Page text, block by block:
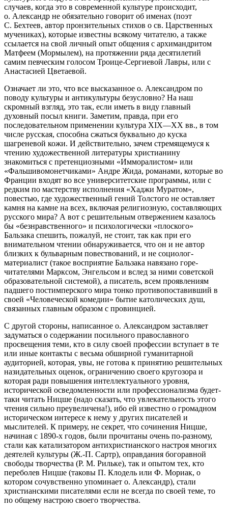
случаев, когда это в современной культуре происходит,
о. Александр не обязательно говорит об именах (поэт
С. Бехтеев, автор пронзительных стихов о св. Царственных
мучениках), которые известны всякому читателю, а также
ссылается на свой личный опыт общения с архимандритом
Матфеем (Мормылем), на протяжении ряда десятилетий
самим певческим голосом Троице-Сергиевой Лавры, или с
Анастасией Цветаевой.
Означает ли это, что все высказанное о. Александром по
поводу культуры и антикультуры безусловно? На наш
скромный взгляд, это так, если иметь в виду главный
духовный посыл книги. Заметим, правда, при его
последовательном применении культура XIX—XX вв., в том
числе русская, способна сжаться буквально до куска
шагреневой кожи. И действительно, зачем стремящемуся к
чтению художественной литературы христианину
знакомиться с претенциозными «Имморалистом» или
«Фальшивомонетчиками» Андре Жида, романами, которые во
Франции входят во все университетские программы, или с
редким по мастерству исполнения «Хаджи Муратом»,
повестью, где художественный гений Толстого не оставляет
камня на камне на всех, включая религиозную, составляющих
русского мира? А вот с решительным отвержением казалось
бы «безнравственного» и психологически «плоского»
Бальзака спешить, пожалуй, не стоит, так как при его
внимательном чтении обнаруживается, что он и не автор
близких к бульварным повествований, и не социолог-
материалист (такое восприятие Бальзака навязано горе-
читателями Марксом, Энгельсом и вслед за ними советской
образовательной системой), а писатель, всем проявлениям
падшего постимперского мира тонко противопоставивший в
своей «Человеческой комедии» бытие католических душ,
связанных главным образом с провинцией.
С другой стороны, написанное о. Александром заставляет
задуматься о содержании посильного православного
просвещения теми, кто в силу своей профессии вступает в те
или иные контакты с весьма обширной гуманитарной
аудиторией, которая, увы, не готова к принятию решительных
назидательных оценок, ограничению своего кругозора и
которая ради повышения интеллектуального уровня,
исторической осведомленности или профессионализма будет-
таки читать Ницше (надо сказать, что увлекательность этого
чтения сильно преувеличена!), ибо ей известно о громадном
историческом интересе к нему у других писателей и
мыслителей. К примеру, не секрет, что сочинения Ницше,
начиная с 1890-х годов, были прочитаны очень по-разному,
стали как катализатором антихристианского настроя многих
деятелей культуры (Ж.-П. Сартр), оправдания богоравной
свободы творчества (Р. М. Рильке), так и опытом тех, кто
переболев Ницше (таковы П. Клодель или Ф. Мориак, о
котором сочувственно упоминает о. Александр), стали
христианскими писателями если не всегда по своей теме, то
по общему настрою своего творчества.